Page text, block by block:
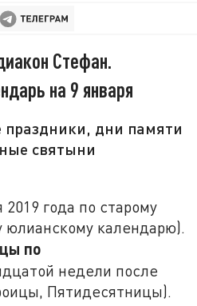
Стефан.
на 9 января
дни памяти
святыни
2019 года по старому
календарю).
по
недели после
Пятидесятницы).